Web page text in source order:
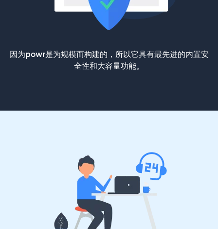
因为powr是为规模而构建的，所以它具有最先进的内置安
全性和大容量功能。